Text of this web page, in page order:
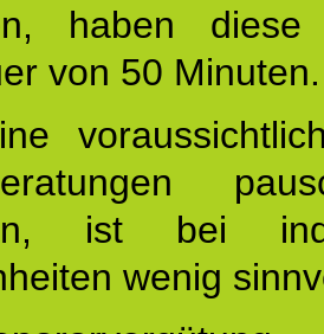
haben diese
von 50 Minuten.
ist bei
wenig